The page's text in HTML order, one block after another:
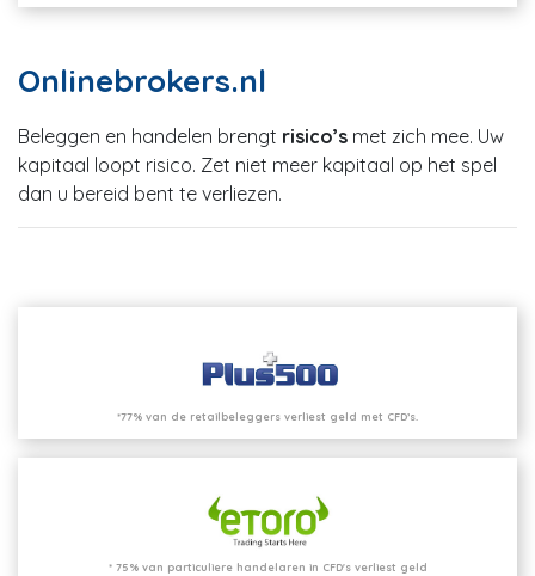
Onlinebrokers.nl
Beleggen en handelen brengt risico’s met zich mee. Uw
kapitaal loopt risico. Zet niet meer kapitaal op het spel
dan u bereid bent te verliezen.
*77% van de retailbeleggers verliest geld met CFD’s.
* 75% van particuliere handelaren in CFD's verliest geld